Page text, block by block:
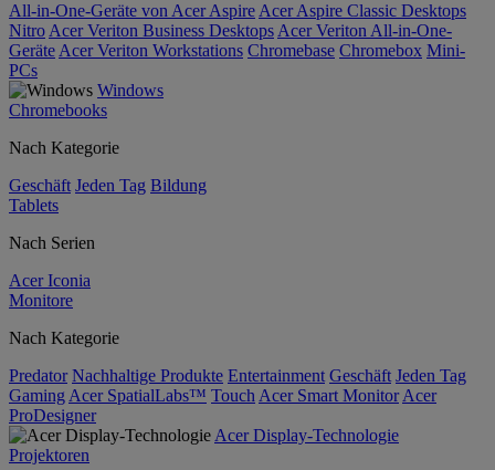
All-in-One-Geräte von Acer Aspire Acer Aspire Classic Desktops
Nitro Acer Veriton Business Desktops Acer Veriton All-in-One-
Geräte Acer Veriton Workstations Chromebase Chromebox Mini-
PCs
Windows
Chromebooks
Nach Kategorie
Geschäft Jeden Tag Bildung
Tablets
Nach Serien
Acer Iconia
Monitore
Nach Kategorie
Predator Nachhaltige Produkte Entertainment Geschäft Jeden Tag
Gaming Acer SpatialLabs™ Touch Acer Smart Monitor Acer
ProDesigner
Acer Display-Technologie
Projektoren